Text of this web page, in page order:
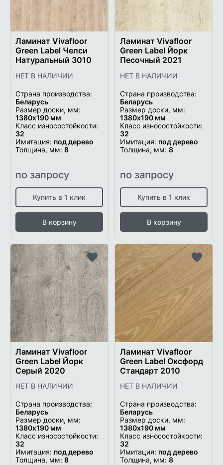
Ламинат Vivafloor
Green Label Челси
Натуральный 3010
НЕТ В НАЛИЧИИ
Страна производства:
Беларусь
Размер доски, мм:
1380х190 мм
Класс износостойкости:
32
Имитация: под дерево
Толщина, мм:8
по запросу
Купить в 1 клик
В корзину
Ламинат Vivafloor
Green Label Йорк
Песочный 2021
НЕТ В НАЛИЧИИ
Страна производства:
Беларусь
Размер доски, мм:
1380х190 мм
Класс износостойкости:
32
Имитация: под дерево
Толщина, мм:8
по запросу
Купить в 1 клик
В корзину
Добавить
в
список
желаемого
Ламинат Vivafloor
Green Label Йорк
Серый 2020
НЕТ В НАЛИЧИИ
Страна производства:
Беларусь
Размер доски, мм:
1380х190 мм
Класс износостойкости:
32
Имитация: под дерево
Толщина, мм:8
в
список
Ламинат Vivafloor
Green Label Оксфорд
Стандарт 2010
НЕТ В НАЛИЧИИ
Страна производства:
Беларусь
Размер доски, мм:
1380х190 мм
Класс износостойкости:
32
Имитация: под дерево
Толщина, мм:8